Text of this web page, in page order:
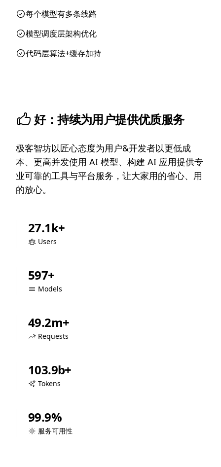
每个模型有多条线路
模型调度层架构优化
代码层算法+缓存加持
好：持续为用户提供优质服务
极客智坊以匠心态度为用户&开发者以更低成
本、更高并发使用 AI 模型、构建 AI 应用提供专
业可靠的工具与平台服务，让大家用的省心、用
的放心。
Users
27.1k+
Models
597+
Requests
49.2m+
Tokens
103.9b+
服务可用性
99.9%